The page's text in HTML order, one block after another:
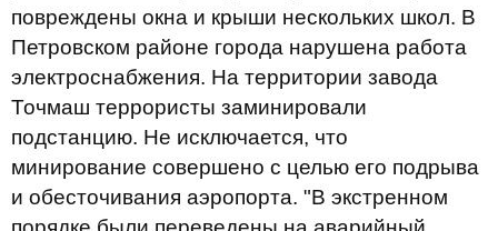
повреждены окна и крыши нескольких школ. В
Петровском районе города нарушена работа
электроснабжения. На территории завода
Точмаш террористы заминировали
подстанцию. Не исключается, что
минирование совершено с целью его подрыва
и обесточивания аэропорта. "В экстренном